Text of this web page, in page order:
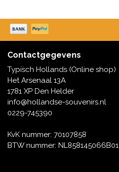
Contactgegevens
Typisch Hollands (Online shop)
Het Arsenaal 13A
1781 XP Den Helder
info@hollandse-souvenirs.nl
0229-745390
KvK nummer: 70107858
BTW nummer: NL858145066B01